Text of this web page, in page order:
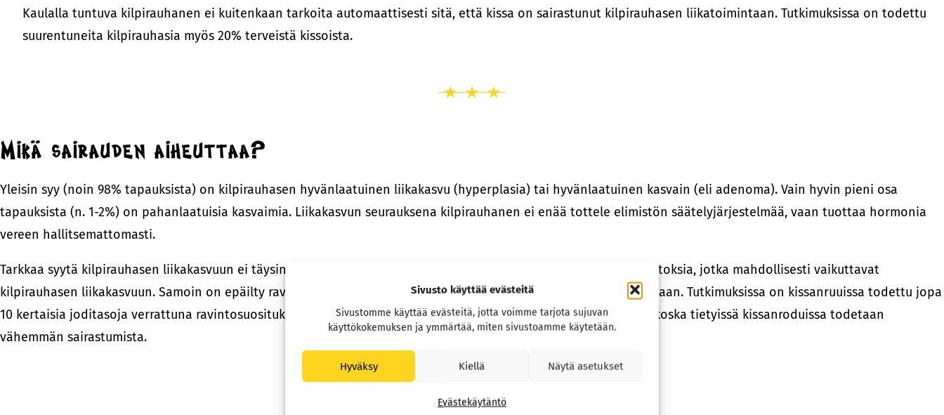
Sivusto käyttää evästeitä
Sivustomme käyttää evästeitä, jotta voimme tarjota sujuvan
käyttökokemuksen ja ymmärtää, miten sivustoamme käytetään.
Hyväksy Kiellä Näytä asetukset
Evästekäytäntö
Kaulalla tuntuva kilpirauhanen ei kuitenkaan tarkoita automaattisesti sitä, että kissa on sairastunut kilpirauhasen liikatoimintaan. Tutkimuksissa on todettu
suurentuneita kilpirauhasia myös 20% terveistä kissoista.
Mikä sairauden aiheuttaa?
Yleisin syy (noin 98% tapauksista) on kilpirauhasen hyvänlaatuinen liikakasvu (hyperplasia) tai hyvänlaatuinen kasvain (eli adenoma). Vain hyvin pieni osa
tapauksista (n. 1-2%) on pahanlaatuisia kasvaimia. Liikakasvun seurauksena kilpirauhanen ei enää tottele elimistön säätelyjärjestelmää, vaan tuottaa hormonia
vereen hallitsemattomasti.
Tarkkaa syytä kilpirauhasen liikakasvuun ei täysin tiedetä, mutta on epäilty mm. erilaisia proteiinien toimintamuutoksia, jotka mahdollisesti vaikuttavat
kilpirauhasen liikakasvuun. Samoin on epäilty ravinnon korkeiden joditasojen johtavan kilpirauhasen liikatoimintaan. Tutkimuksissa on kissanruuissa todettu jopa
10 kertaisia joditasoja verrattuna ravintosuosituksiin. Geneettinen alttius on todennäköisesti myös taustasyynä, koska tietyissä kissanroduissa todetaan
vähemmän sairastumista.